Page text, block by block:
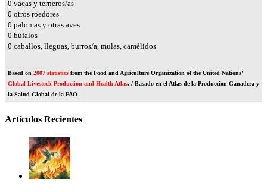
0 vacas y terneros/as
0 otros roedores
0 palomas y otras aves
0 búfalos
0 caballos, lleguas, burros/a, mulas, camélidos
Based on 2007 statistics from the Food and Agriculture Organization of the United Nations'
Global Livestock Production and Health Atlas. / Basado en el Atlas de la Producción Ganadera y
la Salud Global de la FAO
Artículos Recientes